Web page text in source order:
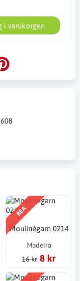
i varukorgen
REA
Moulinégarn 0214
Madeira
16 kr 8 kr